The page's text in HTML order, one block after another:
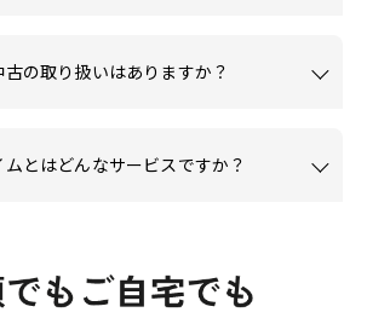
の取り扱いはありますか？
とはどんなサービスですか？